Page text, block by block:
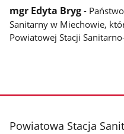
mgr Edyta Bryg-
Sanitarny w Miechowie,
Powiatowej Stacji
stopka
Powiatowa Stacja